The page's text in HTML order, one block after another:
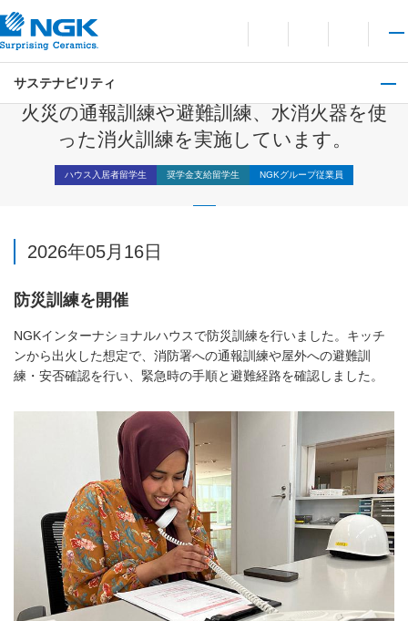
言語切り替えメニュー
サイト内検索を開
お問い合わせ
メイ
サステナビリティ
火災の通報訓練や避難訓練、水消火器を使
った消火訓練を実施しています。
ハウス入居者留学生 奨学金支給留学生 NGKグループ従業員
2026年05月16日
防災訓練を開催
NGKインターナショナルハウスで防災訓練を行いました。キッチ
ンから出火した想定で、消防署への通報訓練や屋外への避難訓
練・安否確認を行い、緊急時の手順と避難経路を確認しました。